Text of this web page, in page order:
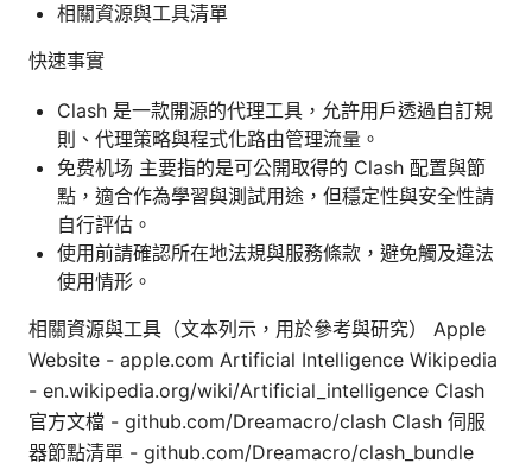
相關資源與工具清單
快速事實
Clash 是一款開源的代理工具，允許用戶透過自訂規
則、代理策略與程式化路由管理流量。
免费机场 主要指的是可公開取得的 Clash 配置與節
點，適合作為學習與測試用途，但穩定性與安全性請
自行評估。
使用前請確認所在地法規與服務條款，避免觸及違法
使用情形。
相關資源與工具（文本列示，用於參考與研究） Apple
Website - apple.com Artificial Intelligence Wikipedia
- en.wikipedia.org/wiki/Artificial_intelligence Clash
官方文檔 - github.com/Dreamacro/clash Clash 伺服
器節點清單 - github.com/Dreamacro/clash_bundle